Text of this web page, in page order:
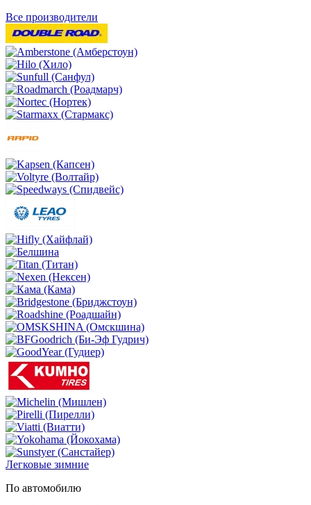
Все производители
Легковые зимние
По автомобилю